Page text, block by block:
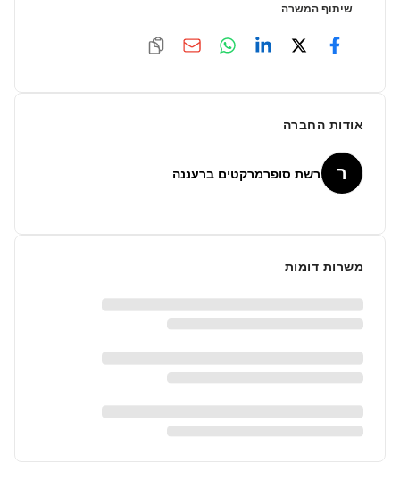
שיתוף המשרה
אודות החברה
ר רשת סופרמרקטים ברעננה
משרות דומות